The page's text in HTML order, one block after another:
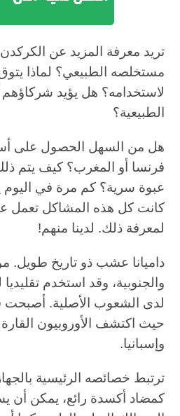
تريد معرفة المزيد عن
مستخلصه الطبيعي؟ لماذا
لاستخدامه؟ هل يؤيد شركاؤهم
الطبيعية؟
هل من السهل الحصول على
فرنسا أو المغرب؟ كيف يتم
عبوة سرية؟ كم مرة في اليوم
كانت كل هذه المشاكل تعمل
لمعرفة ذلك. لدينا منهم!
داميانا عشب ذو تاريخ طويل.
والجنوبية، وقد استخدم تقليديا
لدى الشعوب الأصلية. أصبحت
حيث اكتشف الأوروبيون القارة
وإسبانيا.
ترتبط خصائصه الرئيسية
كمضاد أكسدة رائع، يمكن أن